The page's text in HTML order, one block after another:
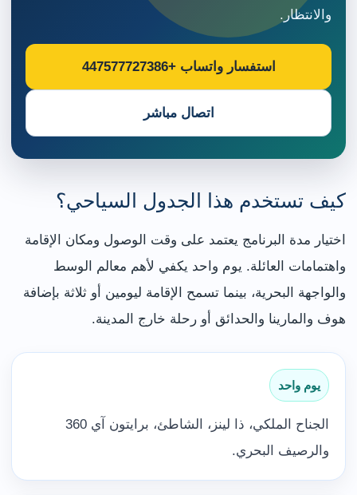
والانتظار.
استفسار واتساب +447577727386
اتصال مباشر
كيف تستخدم هذا الجدول السياحي؟
اختيار مدة البرنامج يعتمد على وقت الوصول ومكان الإقامة
واهتمامات العائلة. يوم واحد يكفي لأهم معالم الوسط
والواجهة البحرية، بينما تسمح الإقامة ليومين أو ثلاثة بإضافة
هوف والمارينا والحدائق أو رحلة خارج المدينة.
يوم واحد
الجناح الملكي، ذا لينز، الشاطئ، برايتون آي 360
والرصيف البحري.